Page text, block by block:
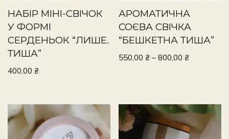
НАБІР МІНІ-СВІЧОК
У ФОРМІ
СЕРДЕНЬОК “ЛИШЕ.
ТИША”
400,00 ₴
АРОМАТИЧНА
СОЄВА СВІЧКА
“БЕШКЕТНА ТИША”
550,00 ₴ – 800,00 ₴